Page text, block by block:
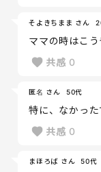
そよきちまま さん
ママの時はこ
共感 0
匿名 さん 50代
特に、なかった
共感 0
まほろば さん 50代